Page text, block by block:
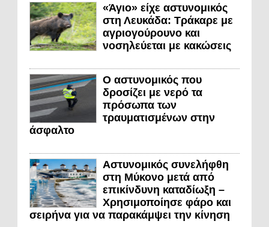
«Άγιο» είχε αστυνομικός
στη Λευκάδα: Τράκαρε με
αγριογούρουνο και
νοσηλεύεται με κακώσεις
Ο αστυνομικός που
δροσίζει με νερό τα
πρόσωπα των
τραυματισμένων στην
άσφαλτο
Αστυνομικός συνελήφθη
στη Μύκονο μετά από
επικίνδυνη καταδίωξη –
Χρησιμοποίησε φάρο και
σειρήνα για να παρακάμψει την κίνηση